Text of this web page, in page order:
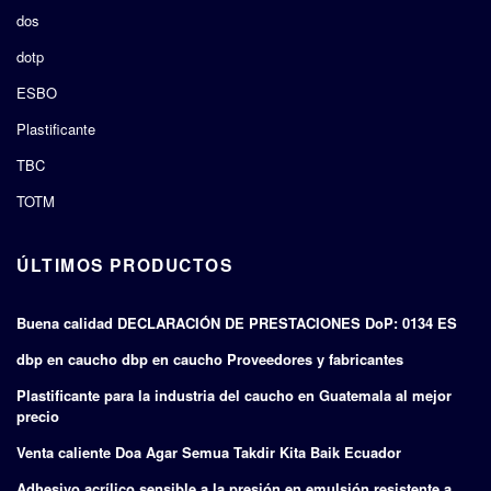
dos
dotp
ESBO
Plastificante
TBC
TOTM
ÚLTIMOS PRODUCTOS
Buena calidad DECLARACIÓN DE PRESTACIONES DoP: 0134 ES
dbp en caucho dbp en caucho Proveedores y fabricantes
Plastificante para la industria del caucho en Guatemala al mejor
precio
Venta caliente Doa Agar Semua Takdir Kita Baik Ecuador